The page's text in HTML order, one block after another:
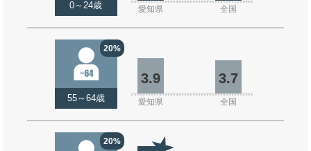
0～24歳 愛知県 全国
20%
55～64歳
3.9 3.7
愛知県 全国
20%